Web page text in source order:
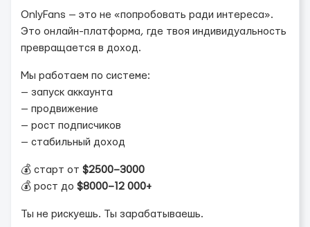
OnlyFans — это не «попробовать ради интереса».
Это онлайн-платформа, где твоя индивидуальность
превращается в доход.
Мы работаем по системе:
— запуск аккаунта
— продвижение
— рост подписчиков
— стабильный доход
💰 старт от $2500–3000
💰 рост до $8000–12 000+
Ты не рискуешь. Ты зарабатываешь.